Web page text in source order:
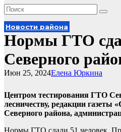
Новости района
Нормы ГТО
Северного
Елена Юркина
Июн 25, 2024
Центром тестирования ГТО
лесничеству, редакции газеты
Северного района,
Нормы ГТО сдали 51 человек.